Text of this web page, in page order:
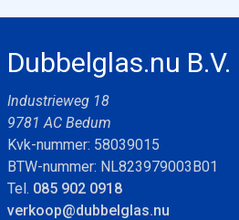
Dubbelglas.nu B.V.
Industrieweg 18
9781 AC Bedum
Kvk-nummer: 58039015
BTW-nummer: NL823979003B01
Tel. 085 902 0918
verkoop@dubbelglas.nu